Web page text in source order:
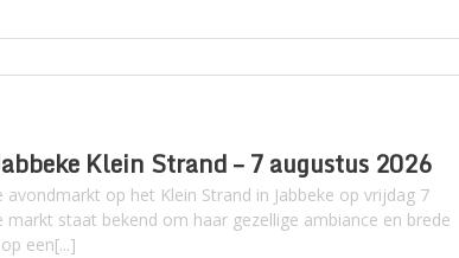
Klein Strand – 7 augustus 2026
avondmarkt op het Klein Strand in Jabbeke op vrijdag 7
markt staat bekend om haar gezellige ambiance en brede
een[...]